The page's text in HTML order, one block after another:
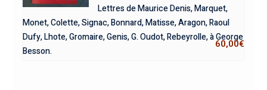
Lettres de Maurice Denis, Marquet,
Monet, Colette, Signac, Bonnard, Matisse, Aragon, Raoul
Dufy, Lhote, Gromaire, Genis, G. Oudot, Rebeyrolle, à George
Besson.
60,00€